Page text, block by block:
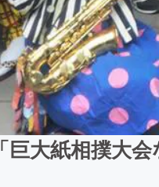
「巨大紙相撲大